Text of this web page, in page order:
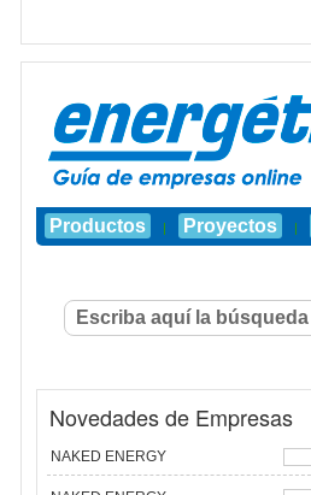
Productos | Proyectos |
Novedades de Empresas
NAKED ENERGY